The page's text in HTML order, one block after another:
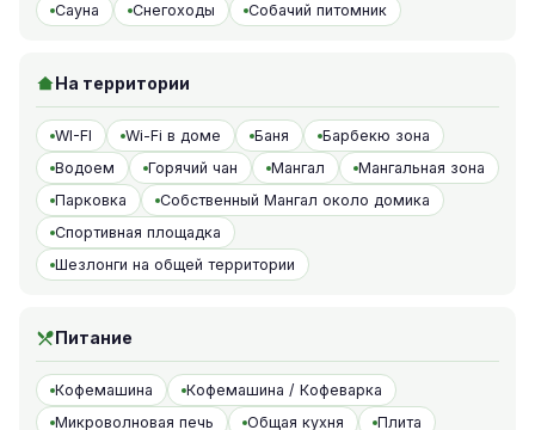
Сауна
Снегоходы Собачий питомник
На территории
WI-FI Wi-Fi в доме Баня
Барбекю зона
Водоем
Горячий чан Мангал
Мангальная зона
Парковка
Собственный Мангал около домика
Спортивная площадка
Шезлонги на общей территории
Питание
Кофемашина
Кофемашина / Кофеварка
Микроволновая печь
Общая кухня Плита